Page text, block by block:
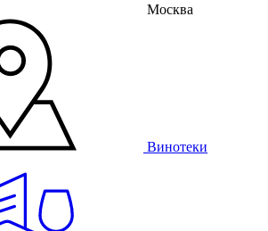
Москва
Винотеки